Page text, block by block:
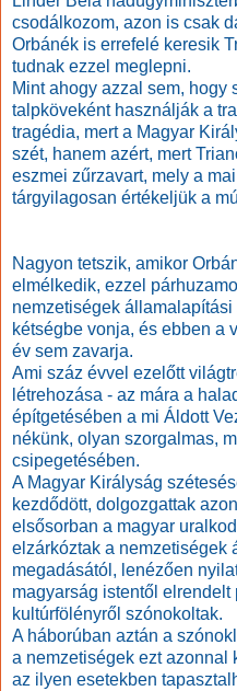
csodálkozom, azon is csak
Orbánék is errefelé keresik
tudnak ezzel meglepni.
Mint ahogy azzal sem,
talpköveként használják a
tragédia, mert a Magyar
szét, hanem azért, mert
eszmei zűrzavart, mely a
tárgyilagosan értékeljük a
Nagyon tetszik, amikor
elmélkedik, ezzel
nemzetiségek
kétségbe vonja, és ebben a
év sem zavarja.
Ami száz évvel ezelőtt
létrehozása - az mára a
építgetésében a mi Áldott
nékünk, olyan szorgalmas,
csipegetésében.
A Magyar Királyság
kezdődött, dolgozgattak
elsősorban a magyar
elzárkóztak a nemzetiségek
megadásától, lenézően
magyarság istentől
kultúrfölényről szónokoltak.
A háborúban aztán a
a nemzetiségek ezt azonnal
az ilyen esetekben